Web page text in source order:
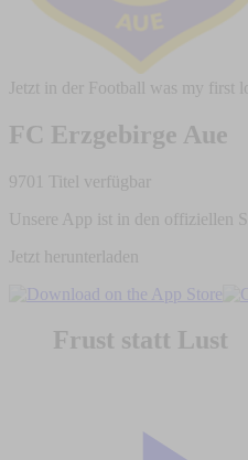
Jetzt in der Football was my first
FC Erzgebirge Aue
9701 Titel verfügbar
Unsere App ist in den offiziellen
Jetzt herunterladen
Frust statt Lust